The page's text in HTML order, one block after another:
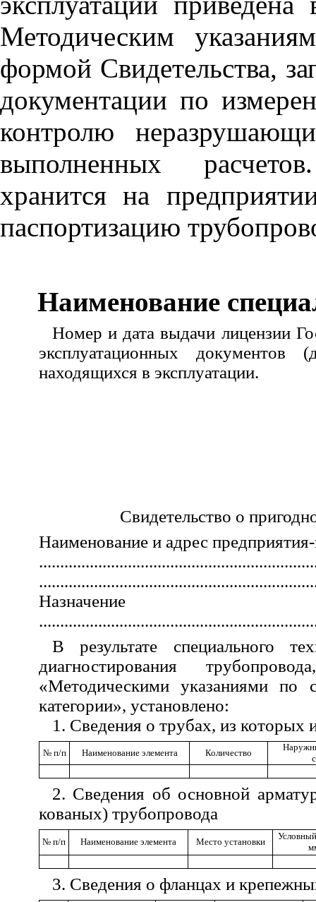
Методическим
формой Свидетельства,
документации по
контролю
выполненных
хранится на
паспортизацию
Наименование
Номер и дата выдачи лицензии
эксплуатационных документов
находящихся в эксплуатации.
Свидетельство о
Наименование и адрес
В результате специального
диагностирования
«Методическими указаниями по
категории», установлено:
1. Сведения о трубах, из которых
№ п/п Наименование элемента Количество
2. Сведения об основной
кованых) трубопровода
№ п/п Наименование элемента Место установки
3. Сведения о фланцах и